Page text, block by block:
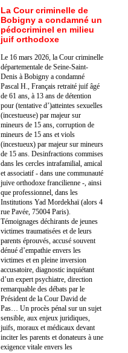
La Cour criminelle de
Bobigny a condamné un
pédocriminel en milieu
juif orthodoxe
Le 16 mars 2026, la Cour criminelle
départementale de Seine-Saint-
Denis à Bobigny a condamné
Pascal H., Français retraité juif âgé
de 61 ans, à 13 ans de détention
pour (tentative d’)atteintes sexuelles
(incestueuse) par majeur sur
mineurs de 15 ans, corruption de
mineurs de 15 ans et viols
(incestueux) par majeur sur mineurs
de 15 ans. Desinfractions commises
dans les cercles intrafamilial, amical
et associatif - dans une communauté
juive orthodoxe francilienne -, ainsi
que professionnel, dans les
Institutions Yad Mordekhaï (alors 4
rue Pavée, 75004 Paris).
Témoignages déchirants de jeunes
victimes traumatisées et de leurs
parents éprouvés, accusé souvent
dénué d’empathie envers les
victimes et en pleine inversion
accusatoire, diagnostic inquiétant
d’un expert psychiatre, direction
remarquable des débats par le
Président de la Cour David de
Pas… Un procès pénal sur un sujet
sensible, aux enjeux juridiques,
juifs, moraux et médicaux devant
inciter les parents et donateurs à une
exigence vitale envers les